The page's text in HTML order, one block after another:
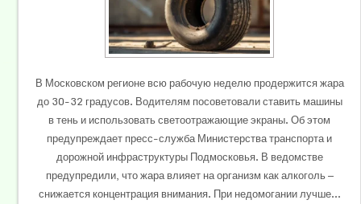
В Московском регионе всю рабочую неделю продержится жара
до 30-32 градусов. Водителям посоветовали ставить машины
в тень и использовать светоотражающие экраны. Об этом
предупреждает пресс-служба Министерства транспорта и
дорожной инфраструктуры Подмосковья. В ведомстве
предупредили, что жара влияет на организм как алкоголь —
снижается концентрация внимания. При недомогании лучше...